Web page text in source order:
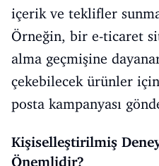
içerik ve teklifler
Örneğin, bir e-ticaret
alma geçmişine
çekebilecek ürünler
posta kampanyası
Kişiselleştirilmiş
Önemlidir?